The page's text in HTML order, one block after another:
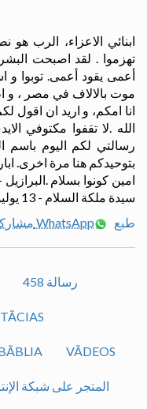
ابنائي الاعزاء، الرب
تهزموا . لقد اصبحت
أعمى يقود أعمى. توبوا
موت بالالاف في مصر ، و
انا امكم، و اريد ان اقول
الله .لا تقفوا مكتوفي
رسالتي لكم اليوم باسم
بتوحيدكم هنا مرة اخرى.
سيدة ملكة السلام - 13 يوليو 2706 - 2006
مشاركة عبر WhatsApp
طبع
رسالة 458
VÃ­DEOS
المتجر على شبكة